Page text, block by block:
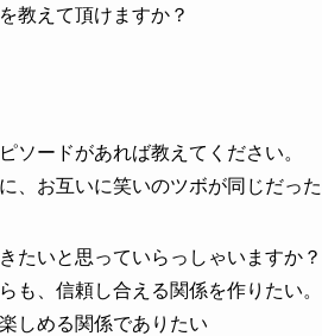
教えて頂けますか？
ソードがあれば教えてください。
、お互いに笑いのツボが同じだった
たいと思っていらっしゃいますか？
も、信頼し合える関係を作りたい。
しめる関係でありたい